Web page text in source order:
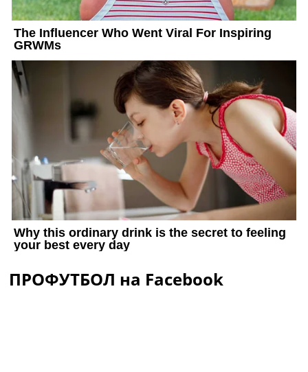
ПРОФУТБОЛ на Facebook